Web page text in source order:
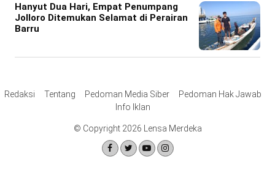
Hanyut Dua Hari, Empat Penumpang
Jolloro Ditemukan Selamat di Perairan
Barru
Redaksi Tentang Pedoman Media Siber
Pedoman Hak Jawab
Info Iklan
© Copyright 2026 Lensa Merdeka